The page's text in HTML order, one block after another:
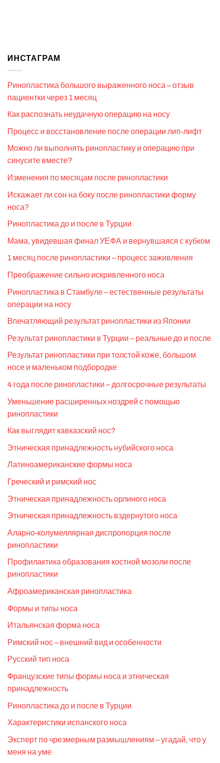
ИНСТАГРАМ
Ринопластика большого выраженного носа – отзыв
пациентки через 1 месяц
Как распознать неудачную операцию на носу
Процесс и восстановление после операции лип-лифт
Можно ли выполнять ринопластику и операцию при
синусите вместе?
Изменения по месяцам после ринопластики
Искажает ли сон на боку после ринопластики форму
носа?
Ринопластика до и после в Турции
Мама, увидевшая финал УЕФА и вернувшаяся с кубком
1 месяц после ринопластики – процесс заживления
Преображение сильно искривленного носа
Ринопластика в Стамбуле – естественные результаты
операции на носу
Впечатляющий результат ринопластики из Японии
Результат ринопластики в Турции – реальные до и после
Результат ринопластики при толстой коже, большом
носе и маленьком подбородке
4 года после ринопластики – долгосрочные результаты
Уменьшение расширенных ноздрей с помощью
ринопластики
Как выглядит кавказский нос?
Этническая принадлежность нубийского носа
Латиноамериканские формы носа
Греческий и римский нос
Этническая принадлежность орлиного носа
Этническая принадлежность вздернутого носа
Аларно-колумеллярная диспропорция после
ринопластики
Профилактика образования костной мозоли после
ринопластики
Афроамериканская ринопластика
Формы и типы носа
Итальянская форма носа
Римский нос – внешний вид и особенности
Русский тип носа
Французские типы формы носа и этническая
принадлежность
Ринопластика до и после в Турции
Характеристики испанского носа
Эксперт по чрезмерным размышлениям – угадай, что у
меня на уме